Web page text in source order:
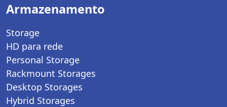
Armazenamento
Storage
HD para rede
Personal Storage
Rackmount Storages
Desktop Storages
Hybrid Storages